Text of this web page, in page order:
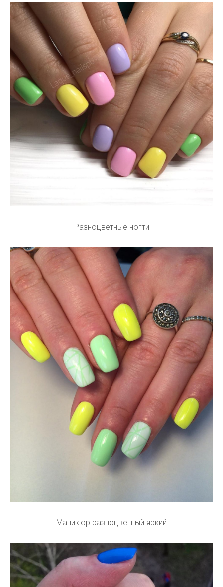
Разноцветные ногти
Маникюр разноцветный яркий